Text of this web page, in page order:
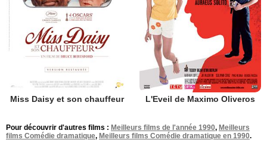
Miss Daisy et son chauffeur L'Eveil de Maximo Oliveros
Pour découvrir d'autres films : Meilleurs films de l'année 1990, Meilleurs
films Comédie dramatique, Meilleurs films Comédie dramatique en 1990.